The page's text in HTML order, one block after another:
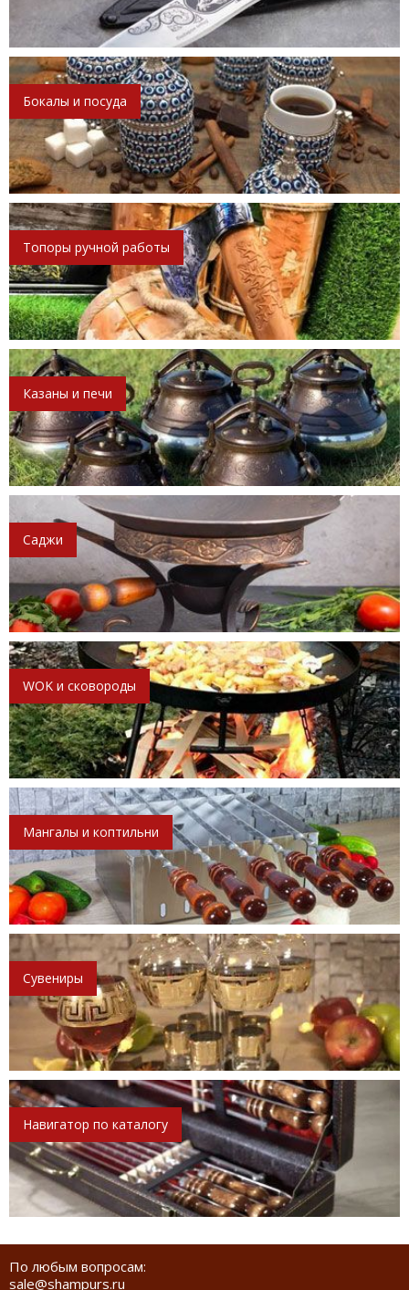
Бокалы и посуда
Топоры ручной работы
Казаны и печи
Саджи
WOK и сковороды
Мангалы и коптильни
Сувениры
Навигатор по каталогу
По любым вопросам:
sale@shampurs.ru